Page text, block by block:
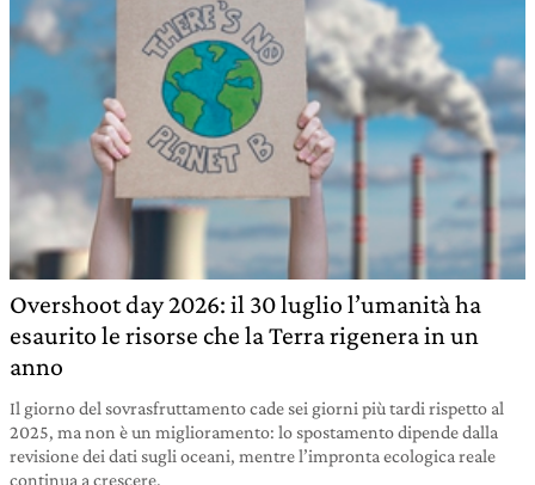
Overshoot day 2026: il 30 luglio l’umanità ha
esaurito le risorse che la Terra rigenera in un
anno
Il giorno del sovrasfruttamento cade sei giorni più tardi rispetto al
2025, ma non è un miglioramento: lo spostamento dipende dalla
revisione dei dati sugli oceani, mentre l’impronta ecologica reale
continua a crescere.